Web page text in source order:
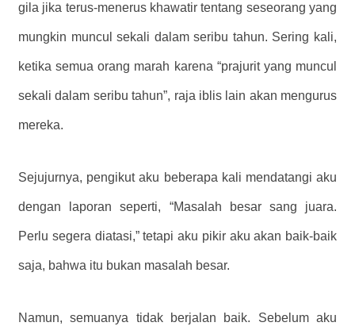
gila jika terus-menerus khawatir tentang seseorang yang
mungkin muncul sekali dalam seribu tahun. Sering kali,
ketika semua orang marah karena “prajurit yang muncul
sekali dalam seribu tahun”, raja iblis lain akan mengurus
mereka.
Sejujurnya, pengikut aku beberapa kali mendatangi aku
dengan laporan seperti, “Masalah besar sang juara.
Perlu segera diatasi,” tetapi aku pikir aku akan baik-baik
saja, bahwa itu bukan masalah besar.
Namun, semuanya tidak berjalan baik. Sebelum aku